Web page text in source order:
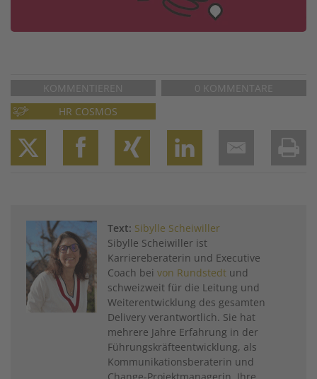
KOMMENTIEREN
0 KOMMENTARE
HR COSMOS
Text: Sibylle Scheiwiller
Sibylle Scheiwiller ist
Karriereberaterin und Executive
Coach bei von Rundstedt und
schweizweit für die Leitung und
Weiterentwicklung des gesamten
Delivery verantwortlich. Sie hat
mehrere Jahre Erfahrung in der
Führungskräfteentwicklung, als
Kommunikationsberaterin und